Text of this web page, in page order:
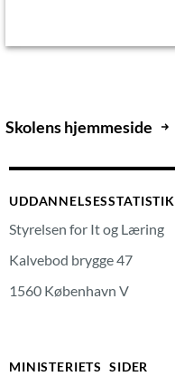
Skolens hjemmeside
UDDANNELSESSTATISTIK
Styrelsen for It og Læring
Kalvebod brygge 47
1560 København V
MINISTERIETS SIDER